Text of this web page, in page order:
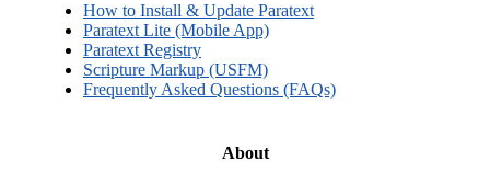
How to Install & Update Paratext
Paratext Lite (Mobile App)
Paratext Registry
Scripture Markup (USFM)
Frequently Asked Questions (FAQs)
About